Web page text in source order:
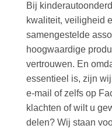
Bij
kwaliteit, veiligheid
samengestelde
hoogwaardige
vertrouwen. En
essentieel is, zijn
e-mail of zelfs op
klachten of wilt u
delen? Wij staan